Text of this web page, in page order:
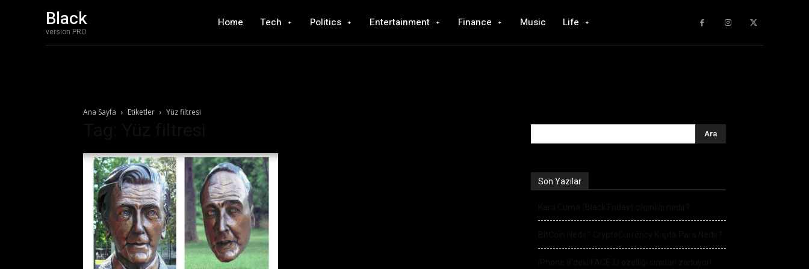
Black
version PRO
Home Tech Politics Entertainment Finance Music Life
Ana Sayfa Etiketler Yüz filtresi
Son Yazılar